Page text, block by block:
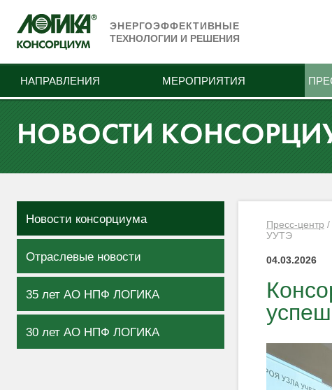
ЭНЕРГОЭФФЕКТИВНЫЕ
ТЕХНОЛОГИИ И РЕШЕНИЯ
НАПРАВЛЕНИЯ МЕРОПРИЯТИЯ
НОВОСТИ
Новости консорциума
Отраслевые новости
35 лет АО НПФ ЛОГИКА
30 лет АО НПФ ЛОГИКА
Пресс-центр /
УУТЭ
04.03.2026